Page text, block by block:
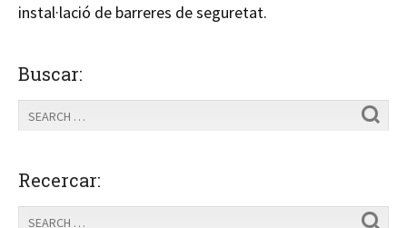
instal·lació de barreres de seguretat.
Buscar:
Recercar: